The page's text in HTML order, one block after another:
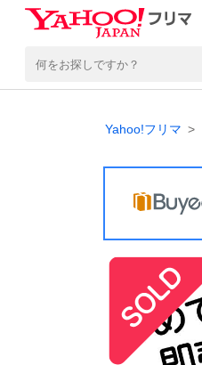
Yahoo!フリマ